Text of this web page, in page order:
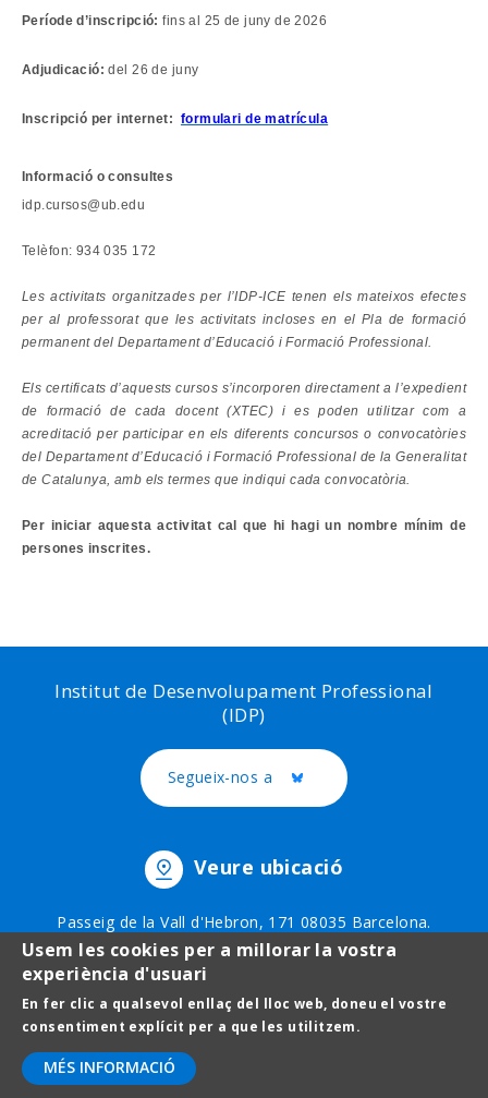
Període d’inscripció:fins al 25 de juny de 2026
Adjudicació:del 26 de juny
Inscripció per internet: formulari de matrícula
Informació o consultes
idp.cursos@ub.edu
Telèfon: 934 035 172
Les activitats organitzades per l’IDP-ICE tenen els mateixos efectes
per al professorat que les activitats incloses en el Pla de formació
permanent del Departament d’Educació i Formació Professional.
Els certificats d’aquests cursos s’incorporen directament a l’expedient
de formació de cada docent (XTEC) i es poden utilitzar com a
acreditació per participar en els diferents concursos o convocatòries
del Departament d’Educació i Formació Professional de la Generalitat
de Catalunya, amb els termes que indiqui cada convocatòria.
Per iniciar aquesta activitat cal que hi hagi un nombre mínim de
persones inscrites.
Institut de Desenvolupament Professional
(IDP)
Segueix-nos a Twitter
Veure ubicació
Passeig de la Vall d'Hebron, 171 08035 Barcelona.
Telèfon: 93 403 51 75
Footer
menu
Avís legal
Protecció de dades
Usem les cookies per a millorar la vostra
experiència d'usuari
En fer clic a qualsevol enllaç del lloc web, doneu el vostre
consentiment explícit per a que les utilitzem.
MÉS INFORMACIÓ